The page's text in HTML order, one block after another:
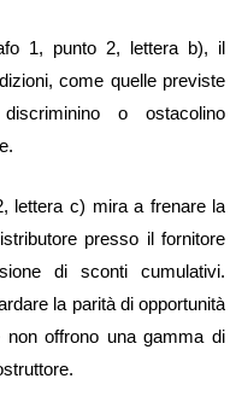
1, punto 2, lettera b), il
come quelle previste
o ostacolino
lettera c) mira a frenare la
presso il fornitore
di sconti cumulativi.
la parità di opportunità
offrono una gamma di